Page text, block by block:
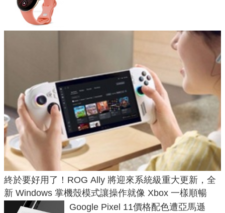
終於要好用了！ROG Ally 將迎來系統級重大更新，全
新 Windows 掌機殼模式讓操作就像 Xbox 一樣順暢
Google Pixel 11價格配色遭亞馬遜